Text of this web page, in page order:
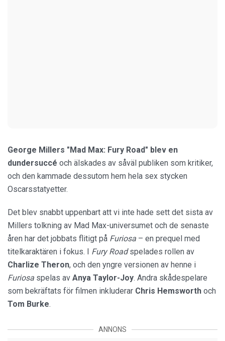
George Millers "Mad Max: Fury Road" blev en
dundersuccé och älskades av såväl publiken som kritiker,
och den kammade dessutom hem hela sex stycken
Oscarsstatyetter.
Det blev snabbt uppenbart att vi inte hade sett det sista av
Millers tolkning av Mad Max-universumet och de senaste
åren har det jobbats flitigt på Furiosa – en prequel med
titelkaraktären i fokus. I Fury Roadspelades rollen av
Charlize Theron, och den yngre versionen av henne i
Furiosa spelas av Anya Taylor-Joy. Andra skådespelare
som bekräftats för filmen inkluderar Chris Hemsworth och
Tom Burke.
ANNONS